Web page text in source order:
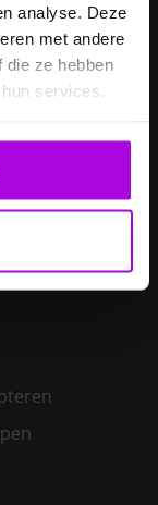
analyse. Deze
met andere
die ze hebben
services.
laten